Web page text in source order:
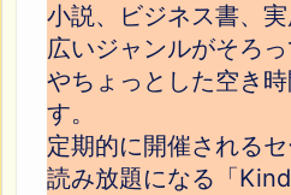
小説、ビジネス書、
広いジャンルがそろ
やちょっとした空き
す。
定期的に開催される
読み放題になる「